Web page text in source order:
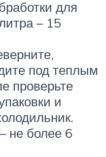
для
– 15
под теплым
проверьте
и
не более 6